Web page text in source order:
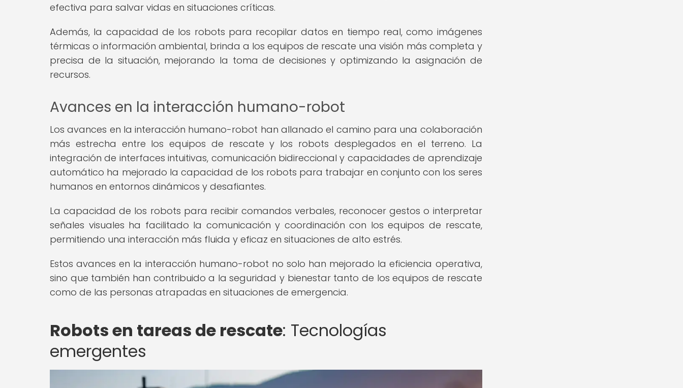
efectiva para salvar vidas en situaciones críticas.
Además, la capacidad de los robots para recopilar datos en tiempo real, como imágenes
térmicas o información ambiental, brinda a los equipos de rescate una visión más completa y
precisa de la situación, mejorando la toma de decisiones y optimizando la asignación de
recursos.
Avances en la interacción humano-robot
Los avances en la interacción humano-robot han allanado el camino para una colaboración
más estrecha entre los equipos de rescate y los robots desplegados en el terreno. La
integración de interfaces intuitivas, comunicación bidireccional y capacidades de aprendizaje
automático ha mejorado la capacidad de los robots para trabajar en conjunto con los seres
humanos en entornos dinámicos y desafiantes.
La capacidad de los robots para recibir comandos verbales, reconocer gestos o interpretar
señales visuales ha facilitado la comunicación y coordinación con los equipos de rescate,
permitiendo una interacción más fluida y eficaz en situaciones de alto estrés.
Estos avances en la interacción humano-robot no solo han mejorado la eficiencia operativa,
sino que también han contribuido a la seguridad y bienestar tanto de los equipos de rescate
como de las personas atrapadas en situaciones de emergencia.
Robots en tareas de rescate: Tecnologías
emergentes